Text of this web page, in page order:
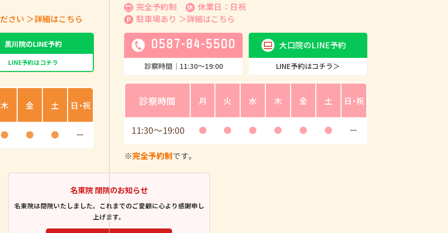
さい ＞詳細はこちら
黒川院のLINE予約
LINE予約はコチラ
木 金 土 日・祝
● ● ● ー
完全予約制
休業日：日祝
駐車場あり ＞詳細はこちら
0587-84-5500
診察時間｜ 11:30〜19:00
大口院のLINE予約
LINE予約はコチラ＞
診察時間 月 火 水 木 金 土 日・祝
11:30〜19:00 ● ● ● ● ● ● ー
※完全予約制です｡
名東院 閉院のお知らせ
名東院は閉院いたしました。これまでのご愛顧に心より感謝申し
上げます。